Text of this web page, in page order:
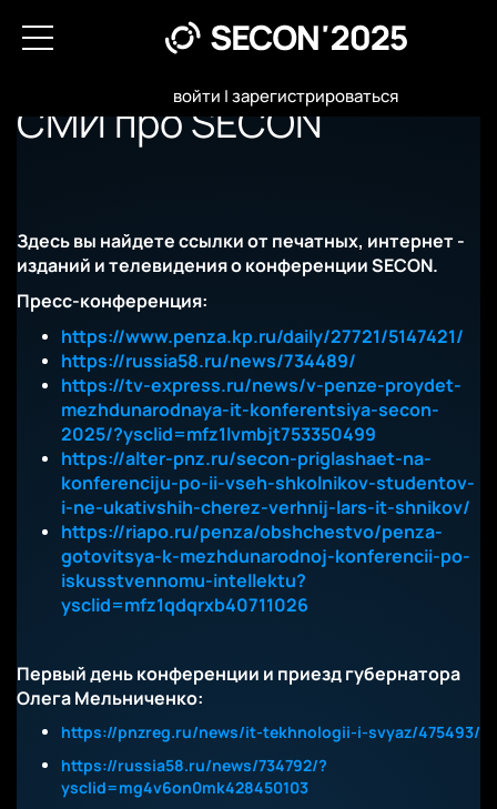
войти |зарегистрироваться
СМИ про SECON
Здесь вы найдете ссылки от печатных, интернет -
изданий и телевидения о конференции SECON.
Пресс-конференция:
https://www.penza.kp.ru/daily/27721/5147421/
https://russia58.ru/news/734489/
https://tv-express.ru/news/v-penze-proydet-
mezhdunarodnaya-it-konferentsiya-secon-
2025/?ysclid=mfz1lvmbjt753350499
https://alter-pnz.ru/secon-priglashaet-na-
konferenciju-po-ii-vseh-shkolnikov-studentov-
i-ne-ukativshih-cherez-verhnij-lars-it-shnikov/
https://riapo.ru/penza/obshchestvo/penza-
gotovitsya-k-mezhdunarodnoj-konferencii-po-
iskusstvennomu-intellektu?
ysclid=mfz1qdqrxb40711026
Первый день конференции и приезд губернатора
Олега Мельниченко:
https://pnzreg.ru/news/it-tekhnologii-i-svyaz/475493/
https://russia58.ru/news/734792/?
ysclid=mg4v6on0mk428450103